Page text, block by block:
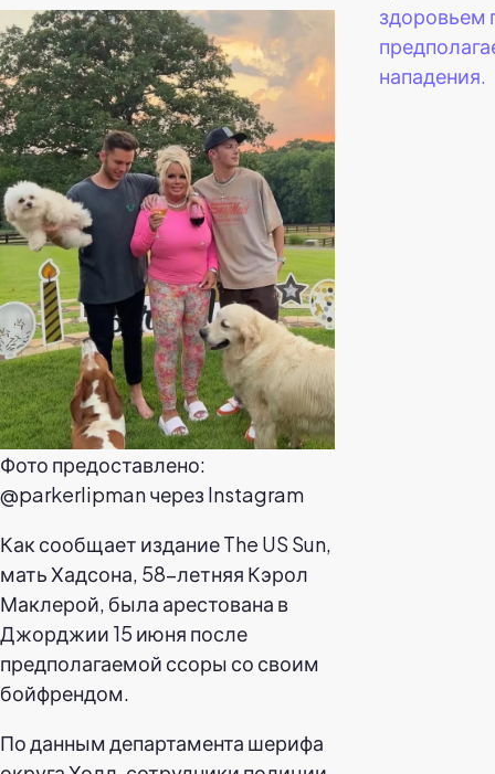
Фото предоставлено:
@parkerlipman через Instagram
Как сообщает издание The US Sun,
мать Хадсона, 58-летняя Кэрол
Маклерой, была арестована в
Джорджии 15 июня после
предполагаемой ссоры со своим
бойфрендом.
По данным департамента шерифа
здоровьем
нападения.